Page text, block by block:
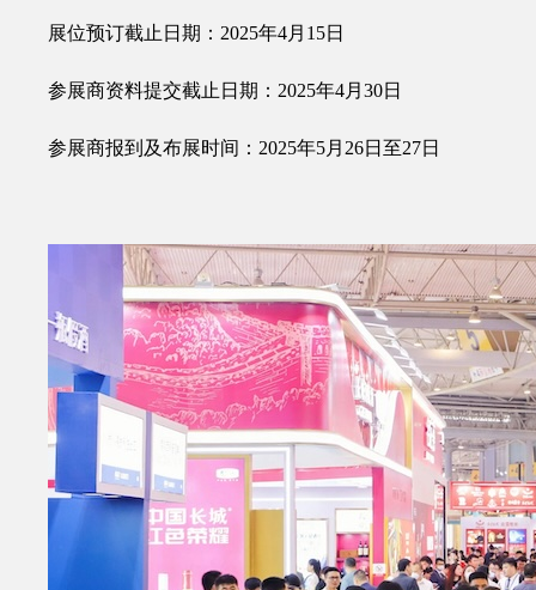
展位预订截止日期：2025年4月15日
参展商资料提交截止日期：2025年4月30日
参展商报到及布展时间：2025年5月26日至27日